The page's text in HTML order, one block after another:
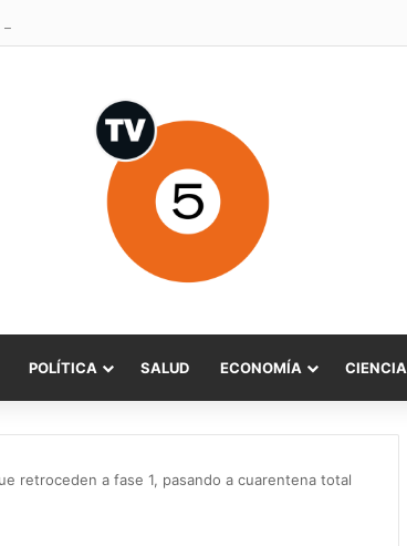
POLÍTICA SALUD ECONOMÍA CIENCIA
retroceden a fase 1, pasando a cuarentena total